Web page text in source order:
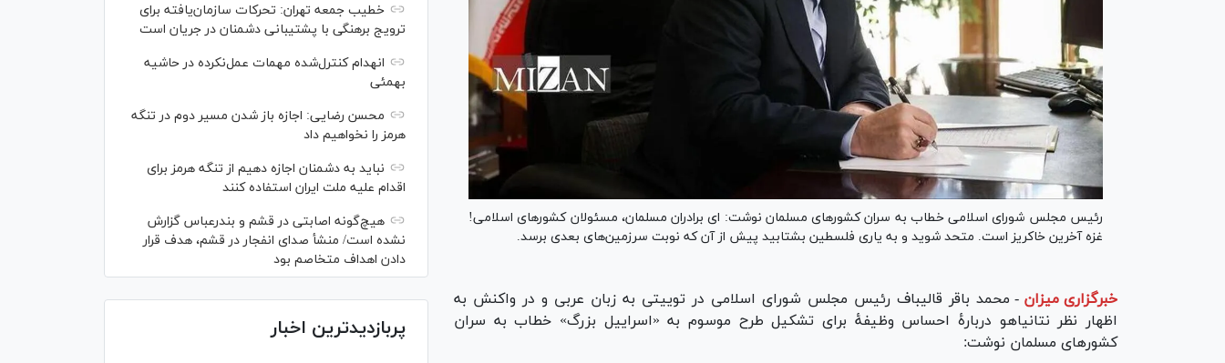
رئیس مجلس شورای اسلامی خطاب به سران کشورهای مسلمان نوشت: ای برادران مسلمان، مسئولان کشورهای اسلامی!
غزه آخرین خاکریز است. متحد شوید و به یاری فلسطین بشتابید پیش از آن که نوبت سرزمین‌های بعدی برسد.
خبرگزاری میزان - محمد باقر قالیباف رئیس مجلس شورای اسلامی در توییتی به زبان عربی و در واکنش به
اظهار نظر نتانیاهو دربارهٔ احساس وظیفهٔ برای تشکیل طرح موسوم به «اسراییل بزرگ» خطاب به سران
کشور‌های مسلمان نوشت:
خطیب جمعه تهران: تحرکات سازمان‌یافته برای
ترویج برهنگی با پشتیبانی دشمنان در جریان است
انهدام کنترل‌شده مهمات عمل‌نکرده در حاشیه
بهمئی
محسن رضایی: اجازه باز شدن مسیر دوم در تنگه
هرمز را نخواهیم داد
نباید به دشمنان اجازه دهیم از تنگه هرمز برای
اقدام علیه ملت ایران استفاده کنند
هیچ‌گونه اصابتی در قشم و بندرعباس گزارش
نشده است/ منشأ صدای انفجار در قشم، هدف قرار
دادن اهداف متخاصم بود
پربازدیدترین اخبار